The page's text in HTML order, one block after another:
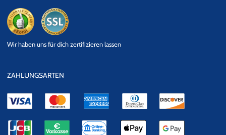
Datensicherheit
Wir haben uns für dich zertifizieren lassen
ZAHLUNGSARTEN